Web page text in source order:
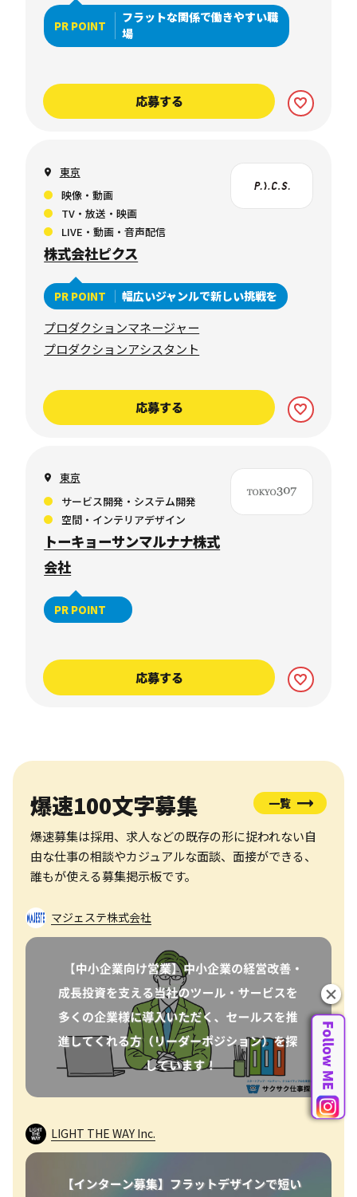
PR POINT
フラットな関係で働きやすい職
場
応募する
東京
映像・動画
TV・放送・映画
LIVE・動画・音声配信
株式会社ピクス
PR POINT 幅広いジャンルで新しい挑戦を
プロダクションマネージャー
プロダクションアシスタント
応募する
東京
サービス開発・システム開発
空間・インテリアデザイン
トーキョーサンマルナナ株式
会社
PR POINT
応募する
爆速100文字募集 一覧
爆速募集は採用、求人などの既存の形に捉われない自
由な仕事の相談やカジュアルな面談、面接ができる、
誰もが使える募集掲示板です。
マジェステ株式会社
LIGHT THE WAY Inc.